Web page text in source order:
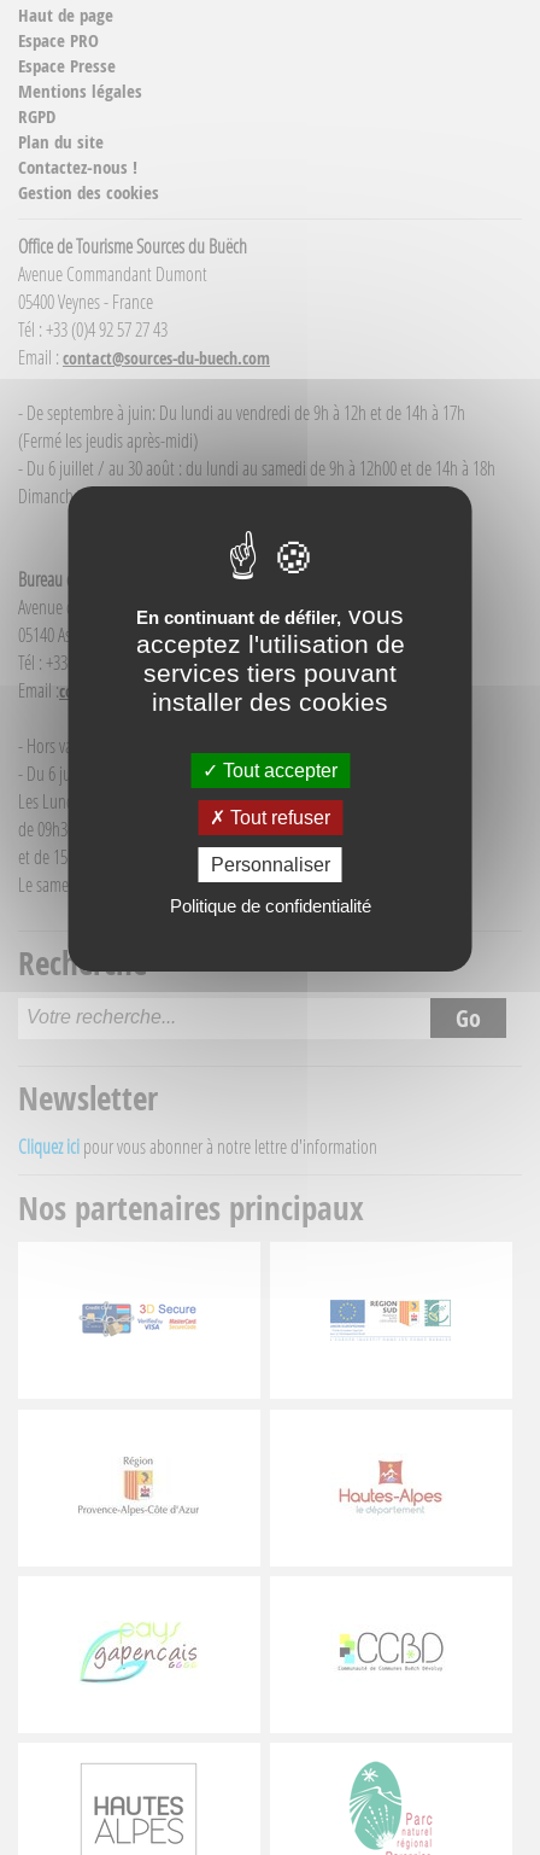
Haut de page
Espace PRO
Espace Presse
Mentions légales
RGPD
Plan du site
Contactez-nous !
Gestion des cookies
Office de Tourisme Sources du Buëch
Avenue Commandant Dumont
05400 Veynes - France
Tél : +33 (0)4 92 57 27 43
Email : contact@sources-du-buech.com
- De septembre à juin: Du lundi au vendredi de 9h à 12h et de 14h à 17h
(Fermé les jeudis après-midi)
- Du 6 juillet / au 30 août : du lundi au samedi de 9h à 12h00 et de 14h à 18h
Dimanche et jour férié : 9h à 12h00
Bureau d'Informations touristiques Aspres-sur-Buëch
Avenue de la Gare
05140 Aspres-sur-Buëch - France
Tél : +33(0)4 92 58 68 88
Email :contact@sources-du-buech.com
- Hors vacances d'été : mardi de 9h30 à 12h00
- Du 6 juillet au 30 août :
Les Lundi et Mercredi
de 09h30 à 12h30
et de 15h30 à 18h00
Le samedi matin de 09h30 à 12h30
Recherche
Newsletter
Cliquez ici pour vous abonner à notre lettre d'information
Nos partenaires principaux
En continuant de défiler, vous
acceptez l'utilisation de
services tiers pouvant
installer des cookies
Tout accepter
Tout refuser
Personnaliser
Politique de confidentialité